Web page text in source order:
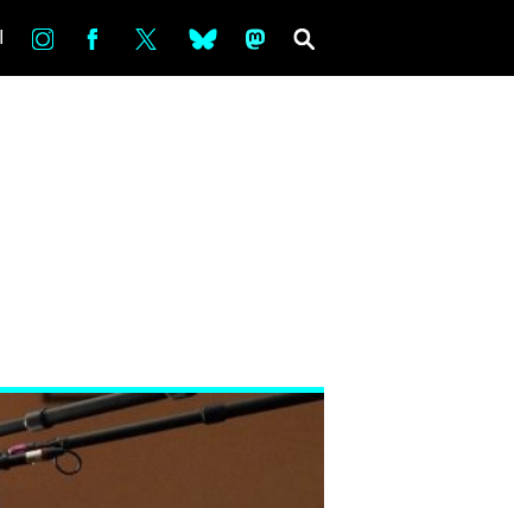
in bsky ms